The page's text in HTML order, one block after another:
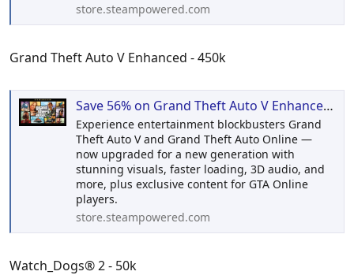
store.steampowered.com
Grand Theft Auto V Enhanced - 450k
Save 56% on Grand Theft Auto V Enhanced on Steam
Experience entertainment blockbusters Grand
Theft Auto V and Grand Theft Auto Online —
now upgraded for a new generation with
stunning visuals, faster loading, 3D audio, and
more, plus exclusive content for GTA Online
players.
store.steampowered.com
Watch_Dogs® 2 - 50k